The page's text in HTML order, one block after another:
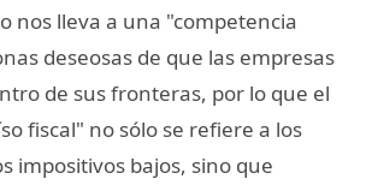
nos lleva a una "competencia
deseosas de que las empresas
de sus fronteras, por lo que el
fiscal" no sólo se refiere a los
impositivos bajos, sino que